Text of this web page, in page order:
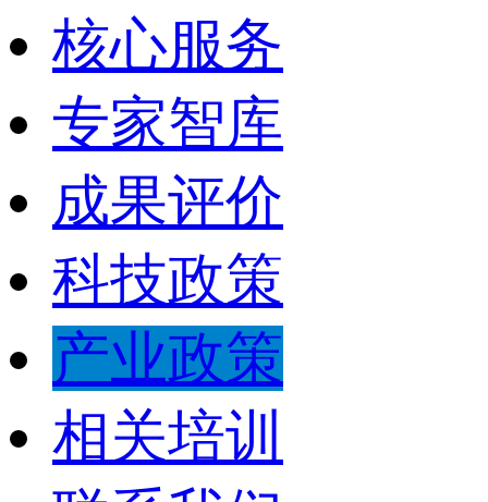
核心服务
专家智库
成果评价
科技政策
产业政策
相关培训